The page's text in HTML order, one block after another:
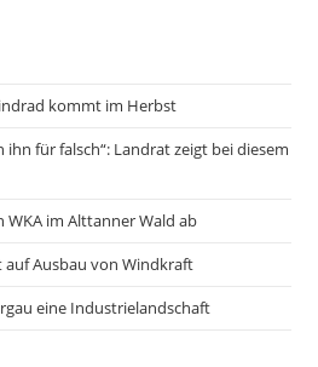
kommt im Herbst
für falsch“: Landrat zeigt bei diesem
im Alttanner Wald ab
auf Ausbau von Windkraft
eine Industrielandschaft